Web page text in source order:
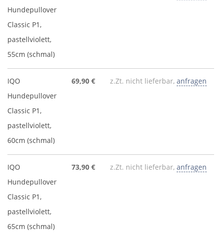
Hundepullover
Classic P1,
pastellviolett,
55cm (schmal)
IQO
Hundepullover
Classic P1,
pastellviolett,
60cm (schmal)
69,90 € z.Zt. nicht lieferbar, anfragen
IQO
Hundepullover
Classic P1,
pastellviolett,
65cm (schmal)
73,90 € z.Zt. nicht lieferbar, anfragen